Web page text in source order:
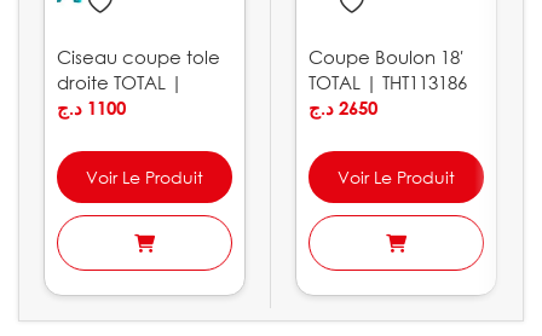
Ciseau coupe tole
droite TOTAL |
THT523106
1100 د.ج
Voir Le Produit
Coupe Boulon 18′
TOTAL | THT113186
2650 د.ج
Voir Le Produit